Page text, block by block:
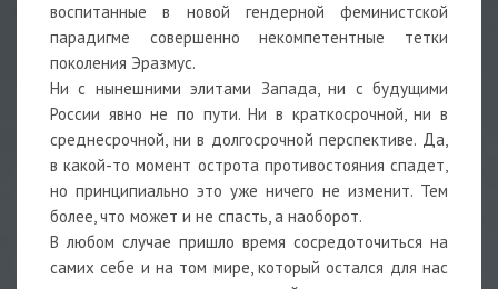
воспитанные в новой гендерной феминистской
парадигме совершенно некомпетентные тетки
поколения Эразмус.
Ни с нынешними элитами Запада, ни с будущими
России явно не по пути. Ни в краткосрочной, ни в
среднесрочной, ни в долгосрочной перспективе. Да,
в какой-то момент острота противостояния спадет,
но принципиально это уже ничего не изменит. Тем
более, что может и не спасть, а наоборот.
В любом случае пришло время сосредоточиться на
самих себе и на том мире, который остался для нас